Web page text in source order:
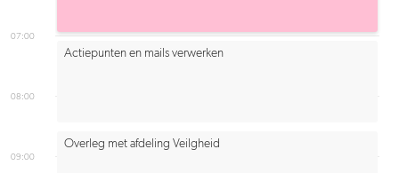
07:00
08:00
09:00
Overleg met afdeling Veilgheid
Actiepunten en mails verwerken